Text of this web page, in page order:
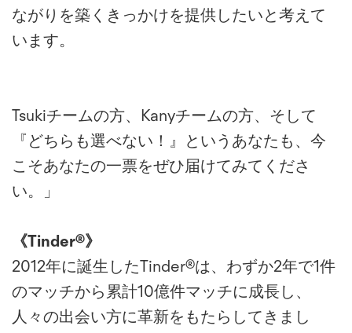
ながりを築くきっかけを提供したいと考えて
います。
Tsukiチームの方、Kanyチームの方、そして
『どちらも選べない！』というあなたも、今
こそあなたの一票をぜひ届けてみてくださ
い。」
《Tinder®》
2012年に誕⽣したTinder®は、わずか2年で1件
のマッチから累計10億件マッチに成長し、
人々の出会い方に革新をもたらしてきまし